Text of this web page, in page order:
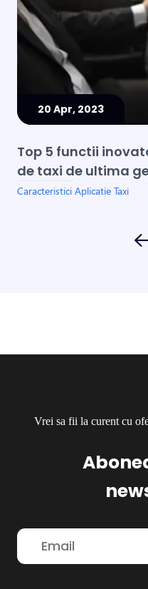
20 Apr, 2023
Top 5 functii
de taxi de ultima
Caracteristici Aplicatie Taxi
Vrei sa fii la curent cu